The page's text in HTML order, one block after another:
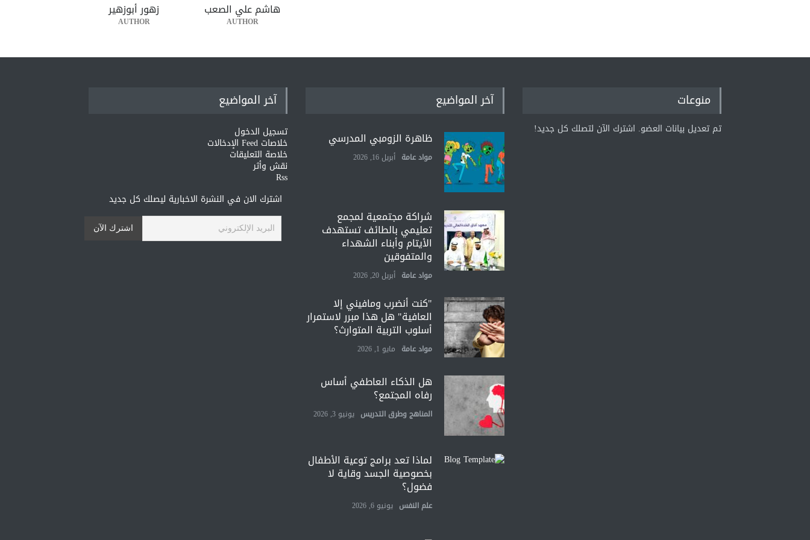
هاشم علي الصعب
AUTHOR
زهور أبوزهير
AUTHOR
منوعات
تم تعديل بيانات العضو. اشترك الآن لتصلك كل جديد!
آخر المواضيع
ظاهرة الزومبي المدرسي
مواد عامة أبريل 16, 2026
شراكة مجتمعية لمجمع
تعليمي بالطائف تستهدف
الأيتام وأبناء الشهداء
والمتفوقين
مواد عامة أبريل 20, 2026
"كنت أنضرب ومافيني إلا
العافية" هل هذا مبرر لاستمرار
أسلوب التربية المتوارث؟
مواد عامة مايو 1, 2026
هل الذكاء العاطفي أساس
رفاه المجتمع؟
المناهج وطرق التدريس يونيو 3, 2026
لماذا تعد برامج توعية الأطفال
بخصوصية الجسد وقاية لا
فضول؟
علم النفس يونيو 6, 2026
آخر المواضيع
تسجيل الدخول
خلاصات Feed الإدخالات
خلاصة التعليقات
نقش وأثر
Rss
اشترك الان في النشرة الاخبارية ليصلك كل جديد